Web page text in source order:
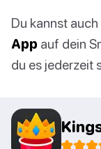
Du kannst
App auf dein
du es jederzeit